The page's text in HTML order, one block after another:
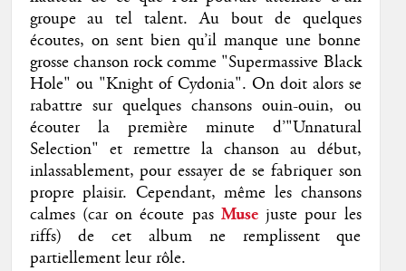
groupe au tel talent. Au bout de quelques
écoutes, on sent bien qu’il manque une bonne
grosse chanson rock comme "Supermassive Black
Hole" ou "Knight of Cydonia". On doit alors se
rabattre sur quelques chansons ouin-ouin, ou
écouter la première minute d’"Unnatural
Selection" et remettre la chanson au début,
inlassablement, pour essayer de se fabriquer son
propre plaisir. Cependant, même les chansons
calmes (car on écoute pasMuse juste pour les
riffs) de cet album ne remplissent que
partiellement leur rôle.